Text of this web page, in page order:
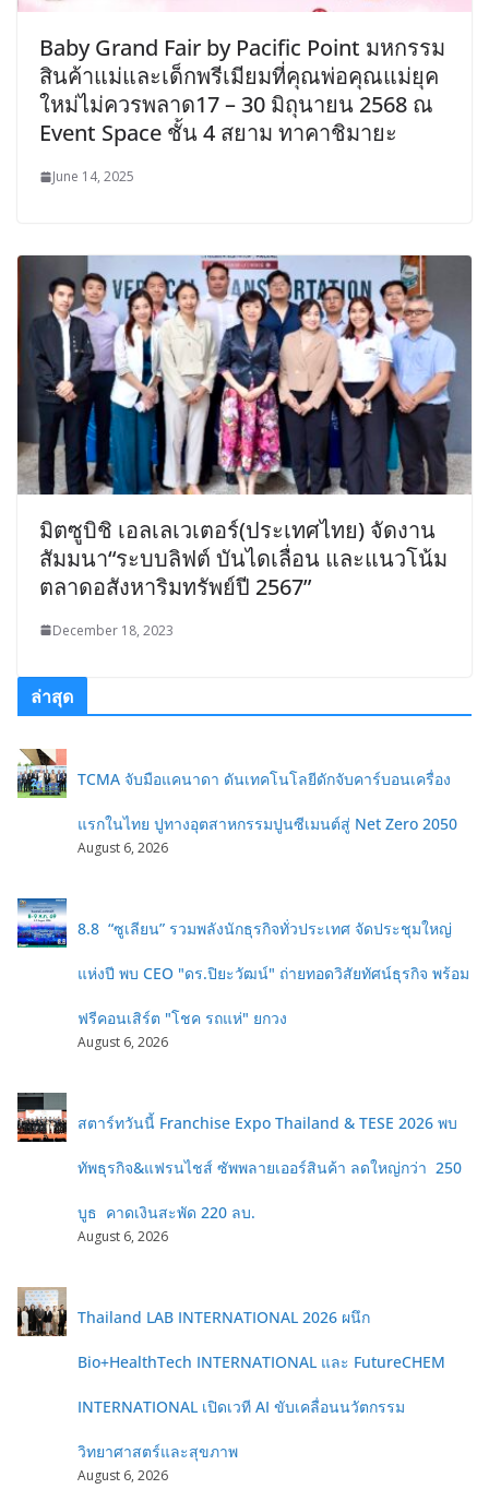
Baby Grand Fair by Pacific Point มหกรรม
สินค้าแม่และเด็กพรีเมียมที่คุณพ่อคุณแม่ยุค
ใหม่ไม่ควรพลาด17 – 30 มิถุนายน 2568 ณ
Event Space ชั้น 4 สยาม ทาคาชิมายะ
June 14, 2025
มิตซูบิชิ เอลเลเวเตอร์(ประเทศไทย) จัดงาน
สัมมนา“ระบบลิฟต์ บันไดเลื่อน และแนวโน้ม
ตลาดอสังหาริมทรัพย์ปี 2567”
December 18, 2023
ล่าสุด
TCMA จับมือแคนาดา ดันเทคโนโลยีดักจับคาร์บอนเครื่อง
แรกในไทย ปูทางอุตสาหกรรมปูนซีเมนต์สู่ Net Zero 2050
August 6, 2026
8.8 “ซูเลียน” รวมพลังนักธุรกิจทั่วประเทศ จัดประชุมใหญ่
แห่งปี พบ CEO "ดร.ปิยะวัฒน์" ถ่ายทอดวิสัยทัศน์ธุรกิจ พร้อม
ฟรีคอนเสิร์ต "โชค รถแห่" ยกวง
August 6, 2026
สตาร์ทวันนี้ Franchise Expo Thailand & TESE 2026 พบ
ทัพธุรกิจ&แฟรนไชส์ ซัพพลายเออร์สินค้า ลดใหญ่กว่า 250
บูธ คาดเงินสะพัด 220 ลบ.
August 6, 2026
Thailand LAB INTERNATIONAL 2026 ผนึก
Bio+HealthTech INTERNATIONAL และ FutureCHEM
INTERNATIONAL เปิดเวที AI ขับเคลื่อนนวัตกรรม
วิทยาศาสตร์และสุขภาพ
August 6, 2026